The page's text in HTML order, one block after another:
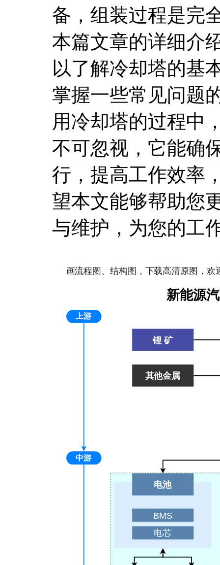
备，组装过程是完
本篇文章的详细介
以了解冷却塔的基
掌握一些常见问题
用冷却塔的过程中
不可忽视，它能确
行，提高工作效率
望本文能够帮助您
与维护，为您的工